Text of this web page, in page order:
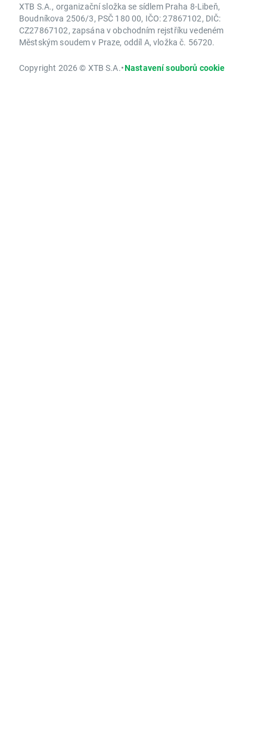
XTB S.A., organizační složka se sídlem Praha 8-Libeň,
Boudníkova 2506/3, PSČ 180 00, IČO: 27867102, DIČ:
CZ27867102, zapsána v obchodním rejstříku vedeném
Městským soudem v Praze, oddíl A, vložka č. 56720.
Copyright 2026 © XTB S.A.•Nastavení souborů cookie